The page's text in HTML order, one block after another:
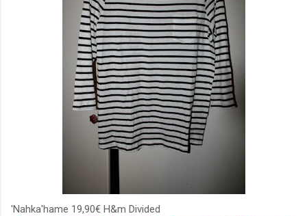
'Nahka'hame 19,90€ H&m Divided